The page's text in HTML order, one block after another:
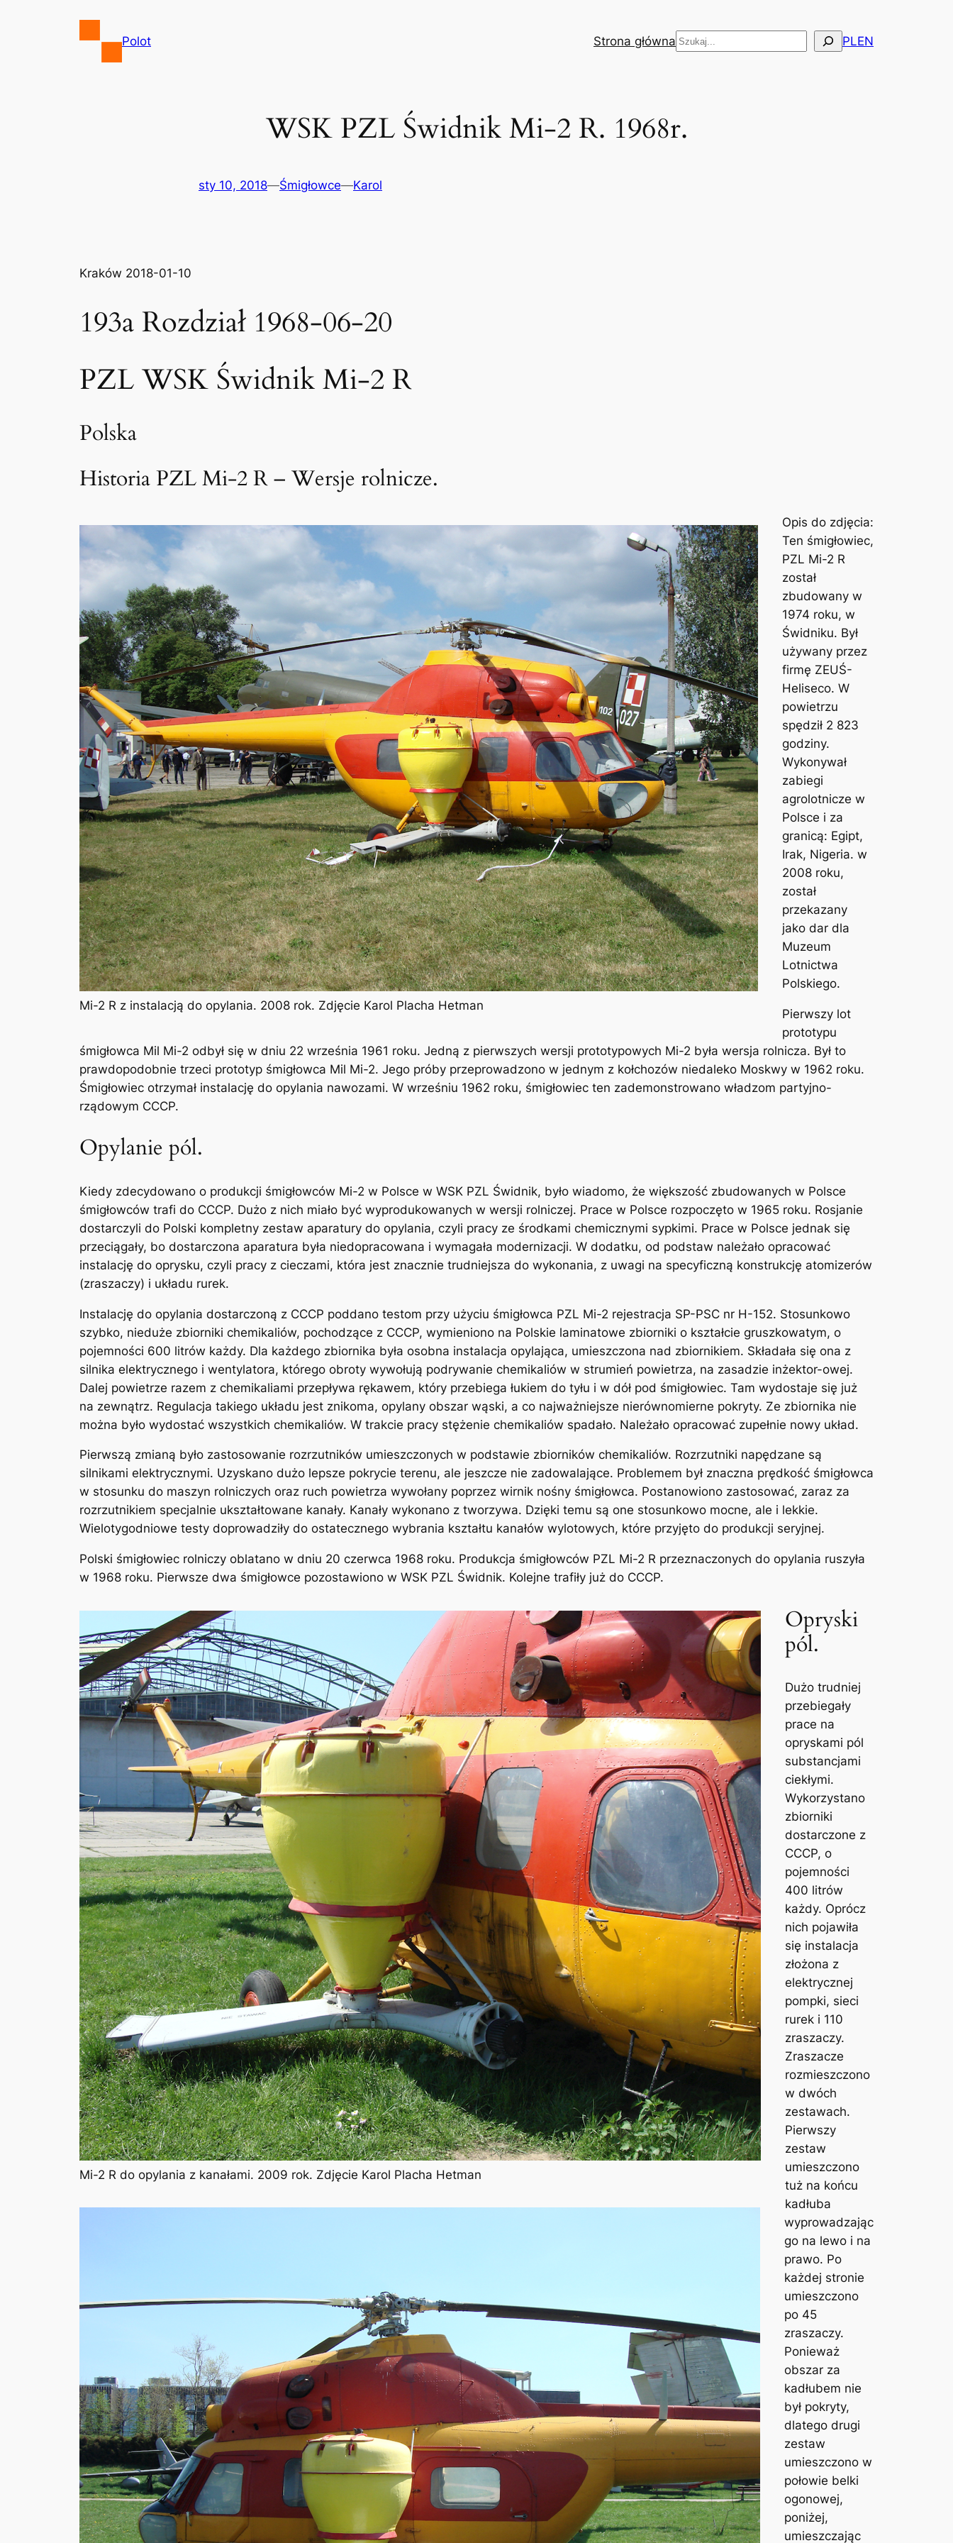
Polot Strona główna Szukaj PLEN
WSK PZL Świdnik Mi-2 R. 1968r.
sty 10, 2018—Śmigłowce—Karol
Kraków 2018-01-10
193a Rozdział 1968-06-20
PZL WSK Świdnik Mi-2 R
Polska
Historia PZL Mi-2 R – Wersje rolnicze.
Mi-2 R z instalacją do opylania. 2008 rok. Zdjęcie Karol Placha Hetman
Opis do zdjęcia:
Ten śmigłowiec,
PZL Mi-2 R
został
zbudowany w
1974 roku, w
Świdniku. Był
używany przez
firmę ZEUŚ-
Heliseco. W
powietrzu
spędził 2 823
godziny.
Wykonywał
zabiegi
agrolotnicze w
Polsce i za
granicą: Egipt,
Irak, Nigeria. w
2008 roku,
został
przekazany
jako dar dla
Muzeum
Lotnictwa
Polskiego.
Pierwszy lot
prototypu
śmigłowca Mil Mi-2 odbył się w dniu 22 września 1961 roku. Jedną z pierwszych wersji prototypowych Mi-2 była wersja rolnicza. Był to
prawdopodobnie trzeci prototyp śmigłowca Mil Mi-2. Jego próby przeprowadzono w jednym z kołchozów niedaleko Moskwy w 1962 roku.
Śmigłowiec otrzymał instalację do opylania nawozami. W wrześniu 1962 roku, śmigłowiec ten zademonstrowano władzom partyjno-
rządowym CCCP.
Opylanie pól.
Kiedy zdecydowano o produkcji śmigłowców Mi-2 w Polsce w WSK PZL Świdnik, było wiadomo, że większość zbudowanych w Polsce
śmigłowców trafi do CCCP. Dużo z nich miało być wyprodukowanych w wersji rolniczej. Prace w Polsce rozpoczęto w 1965 roku. Rosjanie
dostarczyli do Polski kompletny zestaw aparatury do opylania, czyli pracy ze środkami chemicznymi sypkimi. Prace w Polsce jednak się
przeciągały, bo dostarczona aparatura była niedopracowana i wymagała modernizacji. W dodatku, od podstaw należało opracować
instalację do oprysku, czyli pracy z cieczami, która jest znacznie trudniejsza do wykonania, z uwagi na specyficzną konstrukcję atomizerów
(zraszaczy) i układu rurek.
Instalację do opylania dostarczoną z CCCP poddano testom przy użyciu śmigłowca PZL Mi-2 rejestracja SP-PSC nr H-152. Stosunkowo
szybko, nieduże zbiorniki chemikaliów, pochodzące z CCCP, wymieniono na Polskie laminatowe zbiorniki o kształcie gruszkowatym, o
pojemności 600 litrów każdy. Dla każdego zbiornika była osobna instalacja opylająca, umieszczona nad zbiornikiem. Składała się ona z
silnika elektrycznego i wentylatora, którego obroty wywołują podrywanie chemikaliów w strumień powietrza, na zasadzie inżektor-owej.
Dalej powietrze razem z chemikaliami przepływa rękawem, który przebiega łukiem do tyłu i w dół pod śmigłowiec. Tam wydostaje się już
na zewnątrz. Regulacja takiego układu jest znikoma, opylany obszar wąski, a co najważniejsze nierównomierne pokryty. Ze zbiornika nie
można było wydostać wszystkich chemikaliów. W trakcie pracy stężenie chemikaliów spadało. Należało opracować zupełnie nowy układ.
Pierwszą zmianą było zastosowanie rozrzutników umieszczonych w podstawie zbiorników chemikaliów. Rozrzutniki napędzane są
silnikami elektrycznymi. Uzyskano dużo lepsze pokrycie terenu, ale jeszcze nie zadowalające. Problemem był znaczna prędkość śmigłowca
w stosunku do maszyn rolniczych oraz ruch powietrza wywołany poprzez wirnik nośny śmigłowca. Postanowiono zastosować, zaraz za
rozrzutnikiem specjalnie ukształtowane kanały. Kanały wykonano z tworzywa. Dzięki temu są one stosunkowo mocne, ale i lekkie.
Wielotygodniowe testy doprowadziły do ostatecznego wybrania kształtu kanałów wylotowych, które przyjęto do produkcji seryjnej.
Polski śmigłowiec rolniczy oblatano w dniu 20 czerwca 1968 roku. Produkcja śmigłowców PZL Mi-2 R przeznaczonych do opylania ruszyła
w 1968 roku. Pierwsze dwa śmigłowce pozostawiono w WSK PZL Świdnik. Kolejne trafiły już do CCCP.
Mi-2 R do opylania z kanałami. 2009 rok. Zdjęcie Karol Placha Hetman
Opryski
pól.
Dużo trudniej
przebiegały
prace na
opryskami pól
substancjami
ciekłymi.
Wykorzystano
zbiorniki
dostarczone z
CCCP, o
pojemności
400 litrów
każdy. Oprócz
nich pojawiła
się instalacja
złożona z
elektrycznej
pompki, sieci
rurek i 110
zraszaczy.
Zraszacze
rozmieszczono
w dwóch
zestawach.
Pierwszy
zestaw
umieszczono
tuż na końcu
kadłuba
wyprowadzając
go na lewo i na
prawo. Po
każdej stronie
umieszczono
po 45
zraszaczy.
Ponieważ
obszar za
kadłubem nie
był pokryty,
dlatego drugi
zestaw
umieszczono w
połowie belki
ogonowej,
poniżej,
umieszczając